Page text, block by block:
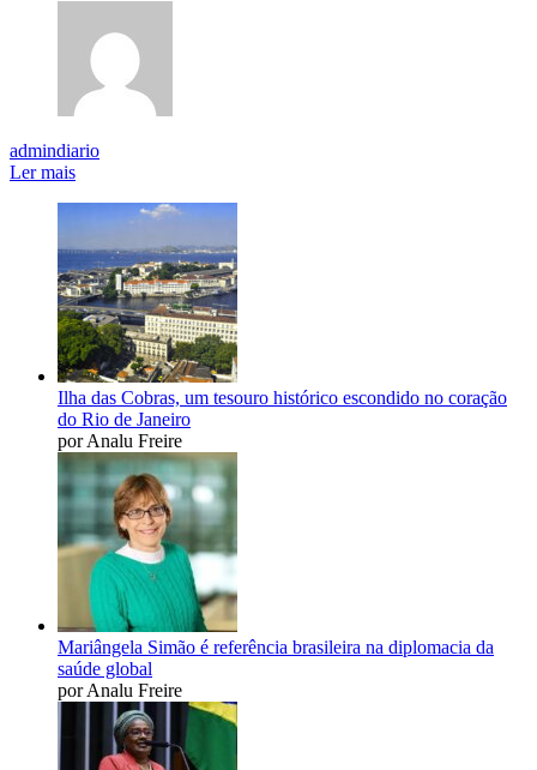
admindiario
Ler mais
Ilha das Cobras, um tesouro histórico escondido no coração
do Rio de Janeiro
por Analu Freire
Mariângela Simão é referência brasileira na diplomacia da
saúde global
por Analu Freire